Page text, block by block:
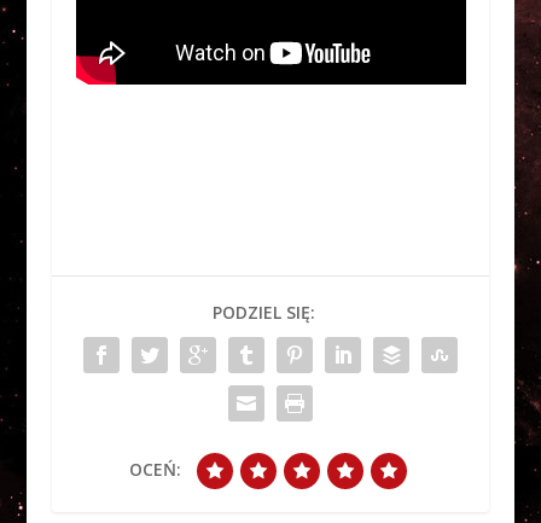
PODZIEL SIĘ:
OCEŃ: